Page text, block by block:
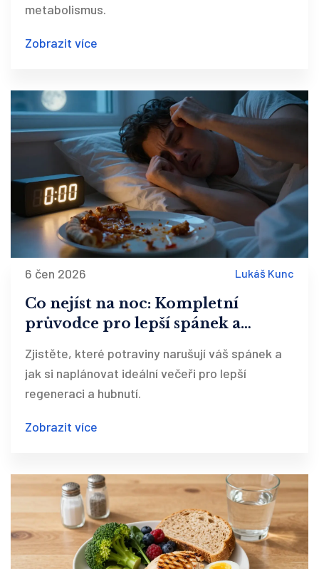
metabolismus.
Zobrazit více
6 čen 2026 Lukáš Kunc
Co nejíst na noc: Kompletní
průvodce pro lepší spánek a
Zjistěte, které potraviny narušují váš spánek a
jak si naplánovat ideální večeři pro lepší
regeneraci a hubnutí.
Zobrazit více